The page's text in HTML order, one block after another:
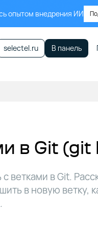
опытом внедрения ИИ
selectel.ru В панель
в Git
ветками в Git.
в новую ветку,